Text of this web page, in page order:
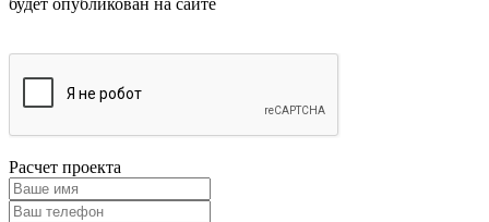
Расчет проекта